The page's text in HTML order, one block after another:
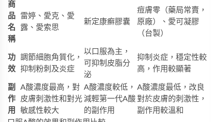
商
品
名
稱
雷婷、愛克、愛
露、愛索思
新定康癬膠囊
痘膚零（藥局常賣，
原廠）、愛可凝膠
（台製）
功
效
調節細胞角質化，
抑制粉刺及炎症
以口服為主，
可抑制皮脂分
泌
抑制炎症，穩定性較
高，作用較顯著
副
作
用
A酸濃度最高，對
皮膚刺激性和對光
敏感性較大
A酸濃度較低，
減輕第一代A酸
的副作用
A酸濃度最低，改良
對於皮膚的刺激性，
副作用較溫和